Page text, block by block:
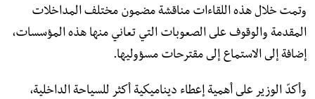
وتمت خلال هذه اللقاءات مناقشة مضمون مختلف المداخلات
المقدمة والوقوف على الصعوبات التي تعاني منها هذه المؤسسات،
إضافة إلى الاستماع إلى مقترحات مسؤوليها.
وأكدّ الوزير على أهمية إعطاء ديناميكية أكثر للسياحة الداخلية،